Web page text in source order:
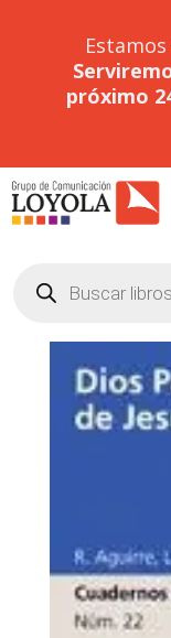
próximo
productos